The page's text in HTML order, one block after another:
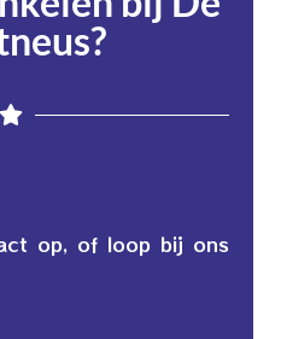
op, of loop bij ons